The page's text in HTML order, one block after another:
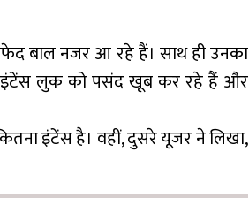
बाल नजर आ रहे हैं। साथ ही उनका
इंटेंस लुक को पसंद खूब कर रहे हैं और
इंटेंस है। वहीं, दुसरे यूजर ने लिखा,